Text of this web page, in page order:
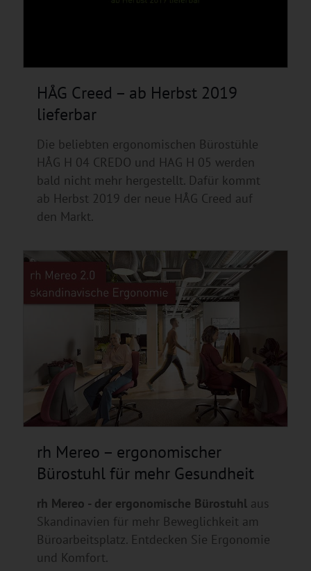
HÅG Creed – ab Herbst 2019
lieferbar
Die beliebten ergonomischen Bürostühle
HÅG H 04 CREDO und HAG H 05 werden
bald nicht mehr hergestellt. Dafür kommt
ab Herbst 2019 der neue HÅG Creed auf
den Markt.
rh Mereo – ergonomischer
Bürostuhl für mehr Gesundheit
rh Mereo - der ergonomische Bürostuhl aus
Skandinavien für mehr Beweglichkeit am
Büroarbeitsplatz. Entdecken Sie Ergonomie
und Komfort.